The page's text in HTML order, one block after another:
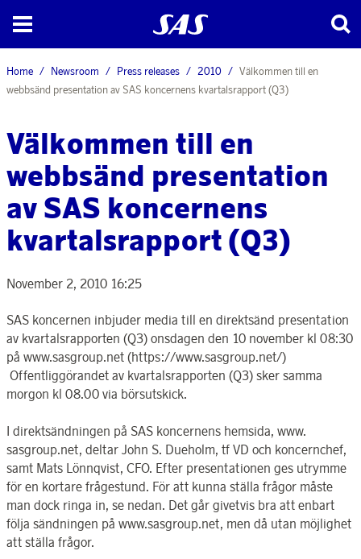
Home Newsroom Press releases 2010
Välkommen till en
webbsänd presentation av SAS koncernens kvartalsrapport (Q3)
Välkommen till en
webbsänd presentation
av SAS koncernens
kvartalsrapport (Q3)
November 2, 2010 16:25
SAS koncernen inbjuder media till en direktsänd presentation
av kvartalsrapporten (Q3) onsdagen den 10 november kl 08:30
på www.sasgroup.net (https://www.sasgroup.net/)
Offentliggörandet av kvartalsrapporten (Q3) sker samma
morgon kl 08.00 via börsutskick.
I direktsändningen på SAS koncernens hemsida, www.
sasgroup.net, deltar John S. Dueholm, tf VD och koncernchef,
samt Mats Lönnqvist, CFO. Efter presentationen ges utrymme
för en kortare frågestund. För att kunna ställa frågor måste
man dock ringa in, se nedan. Det går givetvis bra att enbart
följa sändningen på www.sasgroup.net, men då utan möjlighet
att ställa frågor.